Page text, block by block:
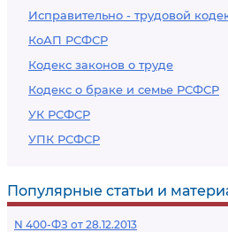
Исправительно - трудовой
КоАП РСФСР
Кодекс законов о труде
Кодекс о браке и семье РСФСР
УК РСФСР
УПК РСФСР
Популярные статьи и
N 400-ФЗ от 28.12.2013